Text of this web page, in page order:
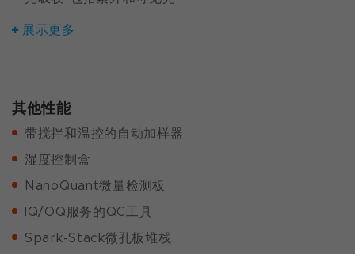
展示更多
其他性能
带搅拌和温控的自动加样器
湿度控制盒
NanoQuant微量检测板
IQ/OQ服务的QC工具
Spark-Stack微孔板堆栈